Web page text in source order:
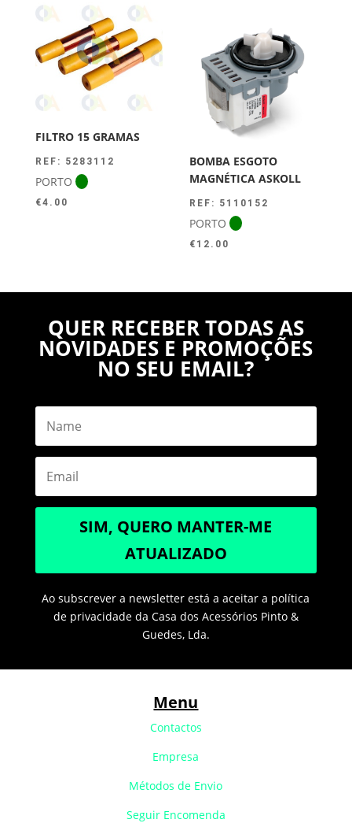
FILTRO 15 GRAMAS
REF: 5283112
PORTO
€4.00
BOMBA ESGOTO
MAGNÉTICA ASKOLL
REF: 5110152
PORTO
€ 12.00
QUER RECEBER TODAS AS
NOVIDADES E PROMOÇÕES
NO SEU EMAIL?
SIM, QUERO MANTER-ME
ATUALIZADO
Ao subscrever a newsletter está a aceitar a política
de privacidade da Casa dos Acessórios Pinto &
Guedes, Lda.
Menu
Contactos
Empresa
Métodos de Envio
Seguir Encomenda